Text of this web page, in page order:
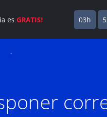
es GRATIS! 03h